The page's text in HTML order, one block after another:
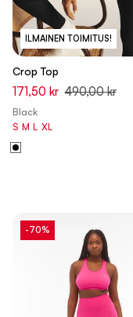
ILMAINEN TOIMITUS!
Crop Top
171,50 kr 490,00 kr
Black
S M L XL
-70%